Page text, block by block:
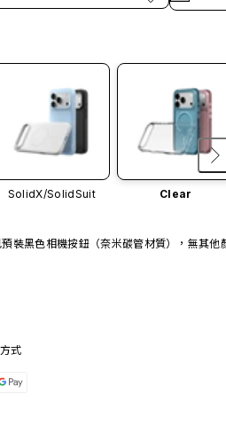
SolidX/SolidSuit Clear
裝黑色相機按鈕（奈米碳管材質），無其他
式